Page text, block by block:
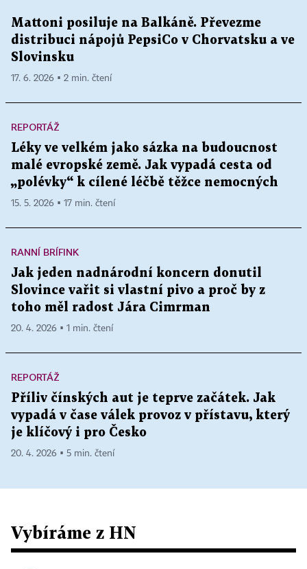
Mattoni posiluje na Balkáně. Převezme
distribuci nápojů PepsiCo v Chorvatsku a ve
Slovinsku
17. 6. 2026 ▪ 2 min. čtení
REPORTÁŽ
Léky ve velkém jako sázka na budoucnost
malé evropské země. Jak vypadá cesta od
„polévky“ k cílené léčbě těžce nemocných
15. 5. 2026 ▪ 17 min. čtení
RANNÍ BRÍFINK
Jak jeden nadnárodní koncern donutil
Slovince vařit si vlastní pivo a proč by z
toho měl radost Jára Cimrman
20. 4. 2026 ▪ 1 min. čtení
REPORTÁŽ
Příliv čínských aut je teprve začátek. Jak
vypadá v čase válek provoz v přístavu, který
je klíčový i pro Česko
20. 4. 2026 ▪ 5 min. čtení
Vybíráme z HN